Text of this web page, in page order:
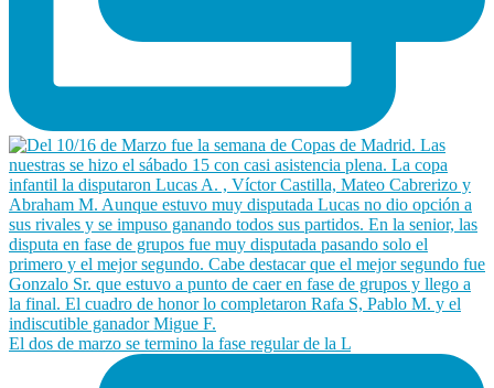
El dos de marzo se termino la fase regular de la L